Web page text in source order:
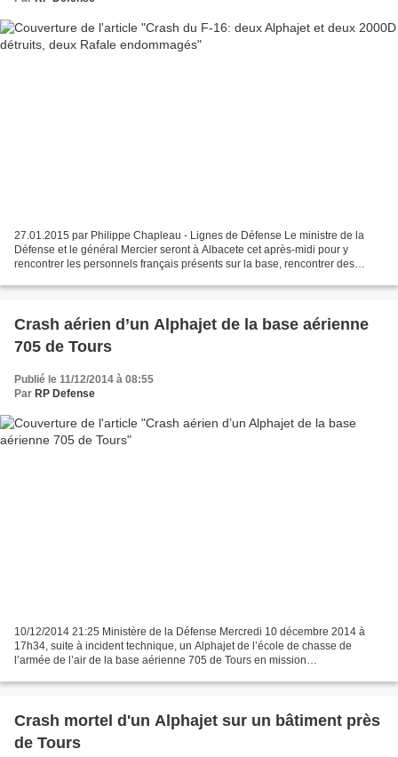
27.01.2015 par Philippe Chapleau - Lignes de Défense Le ministre de la
Défense et le général Mercier seront à Albacete cet après-midi pour y
rencontrer les personnels français présents sur la base, rencontrer des
Crash aérien d’un Alphajet de la base aérienne
705 de Tours
Publié le 11/12/2014 à 08:55
Par RP Defense
10/12/2014 21:25 Ministère de la Défense Mercredi 10 décembre 2014 à
17h34, suite à incident technique, un Alphajet de l’école de chasse de
l’armée de l’air de la base aérienne 705 de Tours en mission
Crash mortel d'un Alphajet sur un bâtiment près
de Tours